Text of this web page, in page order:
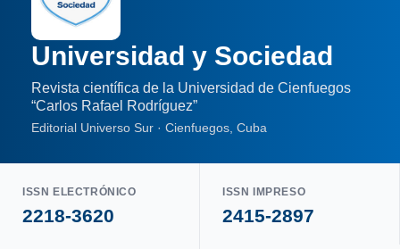
Universidad y Sociedad
Revista científica de la Universidad de Cienfuegos
“Carlos Rafael Rodríguez”
Editorial Universo Sur · Cienfuegos, Cuba
ISSN ELECTRÓNICO
2218-3620
ISSN IMPRESO
2415-2897